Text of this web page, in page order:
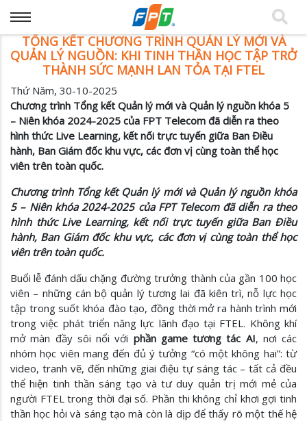
TỔNG KẾT CHƯƠNG TRÌNH QUẢN LÝ MỚI VÀ
QUẢN LÝ NGUỒN: KHI TINH THẦN HỌC TẬP TRỞ
THÀNH SỨC MẠNH LAN TỎA TẠI FTEL
Thứ Năm, 30-10-2025
Chương trình Tổng kết Quản lý mới và Quản lý nguồn khóa 5
– Niên khóa 2024-2025 của FPT Telecom đã diễn ra theo
hình thức Live Learning, kết nối trực tuyến giữa Ban Điều
hành, Ban Giám đốc khu vực, các đơn vị cùng toàn thể học
viên trên toàn quốc.
Chương trình Tổng kết Quản lý mới và Quản lý nguồn khóa
5 – Niên khóa 2024-2025 của FPT Telecom đã diễn ra theo
hình thức Live Learning, kết nối trực tuyến giữa Ban Điều
hành, Ban Giám đốc khu vực, các đơn vị cùng toàn thể học
viên trên toàn quốc.
Buổi lễ đánh dấu chặng đường trưởng thành của gần 100 học
viên – những cán bộ quản lý tương lai đã kiên trì, nỗ lực học
tập trong suốt khóa đào tạo, đồng thời mở ra hành trình mới
trong việc phát triển năng lực lãnh đạo tại FTEL. Không khí
mở màn đầy sôi nổi với phần game tương tác AI, nơi các
nhóm học viên mang đến đủ ý tưởng “có một không hai”: từ
video, tranh vẽ, đến những giai điệu tự sáng tác – tất cả đều
thể hiện tinh thần sáng tạo và tư duy quản trị mới mẻ của
người FTEL trong thời đại số. Phần thi không chỉ khơi gợi tinh
thần học hỏi và sáng tạo mà còn là dịp để thấy rõ một thế hệ